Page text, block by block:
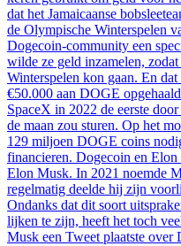
dat het Jamaicaanse
de Olympische Winterspelen
Dogecoin-community een
wilde ze geld inzamelen,
Winterspelen kon gaan. En
€50.000 aan DOGE
SpaceX in 2022 de eerste
de maan zou sturen. Op het
129 miljoen DOGE coins
financieren. Dogecoin en
Elon Musk. In 2021 noemde
regelmatig deelde hij zijn
Ondanks dat dit soort
lijken te zijn, heeft het toch
Musk een Tweet plaatste over